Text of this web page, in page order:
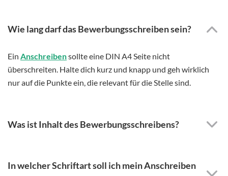
Wie lang darf das Bewerbungsschreiben sein?
Ein Anschreibensollte eine DIN A4 Seite nicht
überschreiten. Halte dich kurz und knapp und geh wirklich
nur auf die Punkte ein, die relevant für die Stelle sind.
Was ist Inhalt des Bewerbungsschreibens?
In welcher Schriftart soll ich mein Anschreiben